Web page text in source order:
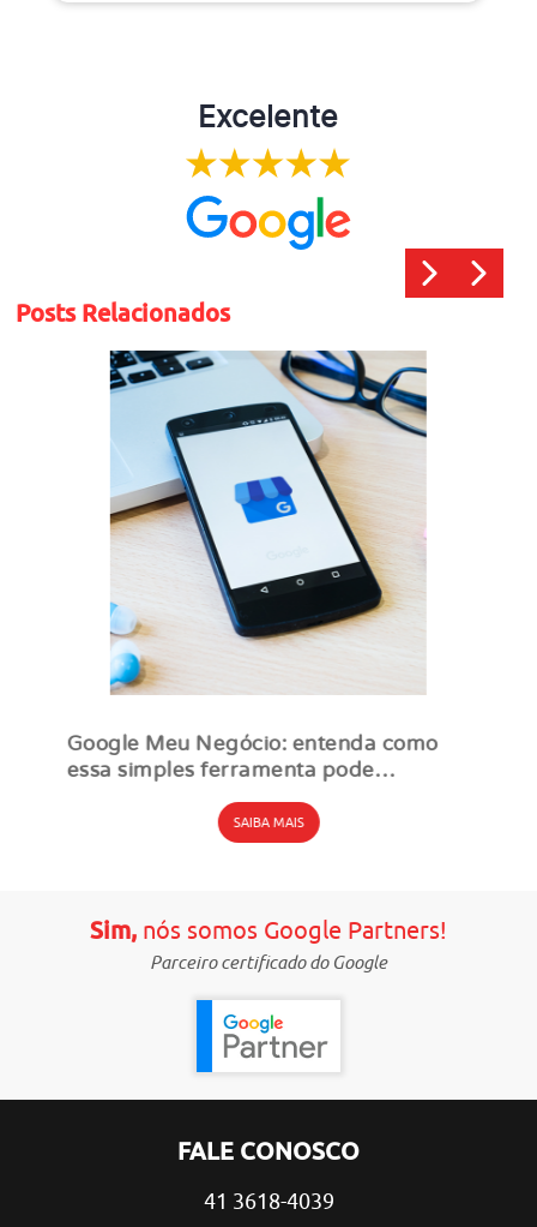
Excelente
Posts Relacionados
Google Meu Negócio: entenda como
essa simples ferramenta pode
SAIBA MAIS
Sim,nós somos Google Partners!
Parceiro certificado do Google
FALE CONOSCO
41 3618-4039